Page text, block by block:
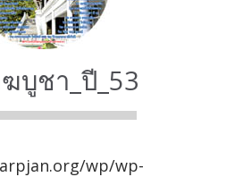
บูชา_ปี_53
wp/wp-